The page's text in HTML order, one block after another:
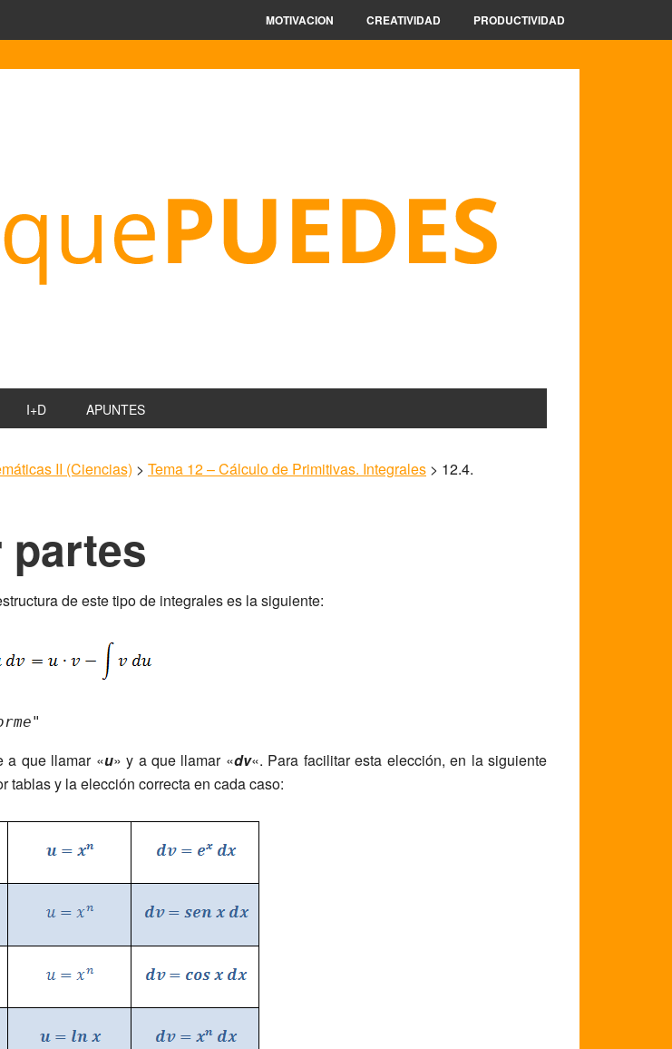
MOTIVACION CREATIVIDAD PRODUCTIVIDAD
I+D APUNTES
II (Ciencias) > Tema 12 – Cálculo de Primitivas. Integrales > 12.4.
partes
de este tipo de integrales es la siguiente:
a que llamar «u» y a que llamar «dv«. Para facilitar esta elección, en la siguiente
tablas y la elección correcta en cada caso: